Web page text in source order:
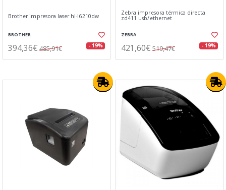
Brother impresora laser hl-l6210dw
BROTHER
394,36€ 485,91€ - 19%
Zebra impresora térmica directa
zd411 usb/ethernet
ZEBRA
421,60€ 519,47€ - 19%